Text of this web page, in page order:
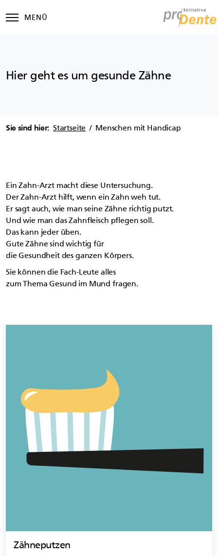
Hauptnavigation
Hier geht es um gesunde Zähne
Sie sind hier: Startseite Menschen mit Handicap
Ein Zahn-Arzt macht diese Untersuchung.
Der Zahn-Arzt hilft, wenn ein Zahn weh tut.
Er sagt auch, wie man seine Zähne richtig putzt.
Und wie man das Zahnfleisch pflegen soll.
Das kann jeder üben.
Gute Zähne sind wichtig für
die Gesundheit des ganzen Körpers.
Sie können die Fach-Leute alles
zum Thema Gesund im Mund fragen.
Zähneputzen